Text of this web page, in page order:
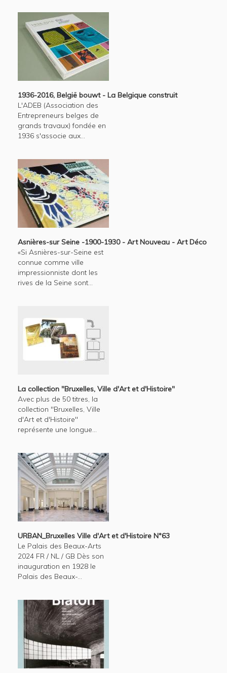
1936-2016, België bouwt - La Belgique construit
L'ADEB (Association des
Entrepreneurs belges de
grands travaux) fondée en
1936 s'associe aux...
Asnières-sur Seine -1900-1930 - Art Nouveau - Art Déco
«Si Asnières-sur-Seine est
connue comme ville
impressionniste dont les
rives de la Seine sont...
La collection "Bruxelles, Ville d'Art et d'Histoire"
Avec plus de 50 titres, la
collection "Bruxelles, Ville
d'Art et d'Histoire"
représente une longue...
URBAN_Bruxelles Ville d'Art et d'Histoire N°63
Le Palais des Beaux-Arts
2024 FR / NL / GB Dès son
inauguration en 1928 le
Palais des Beaux-...